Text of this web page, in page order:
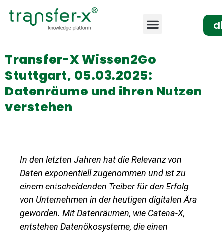
Transfer-X Wissen2Go
Stuttgart, 05.03.2025:
Datenräume und ihren Nutzen
verstehen
In den letzten Jahren hat die Relevanz von
Daten exponentiell zugenommen und ist zu
einem entscheidenden Treiber für den Erfolg
von Unternehmen in der heutigen digitalen Ära
geworden. Mit Datenräumen, wie Catena-X,
entstehen Datenökosysteme, die einen